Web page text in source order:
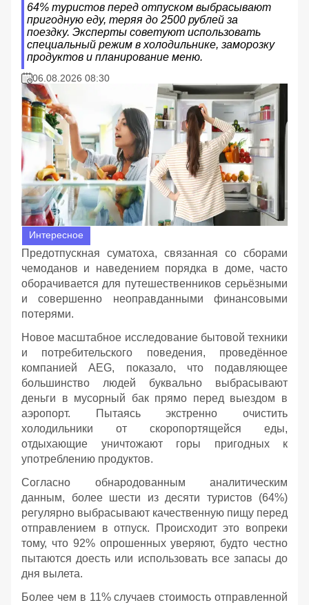
64% туристов перед отпуском выбрасывают
пригодную еду, теряя до 2500 рублей за
поездку. Эксперты советуют использовать
специальный режим в холодильнике, заморозку
продуктов и планирование меню.
06.08.2026 08:30
Интересное
Предотпускная суматоха, связанная со сборами
чемоданов и наведением порядка в доме, часто
оборачивается для путешественников серьёзными
и совершенно неоправданными финансовыми
потерями.
Новое масштабное исследование бытовой техники
и потребительского поведения, проведённое
компанией AEG, показало, что подавляющее
большинство людей буквально выбрасывают
деньги в мусорный бак прямо перед выездом в
аэропорт. Пытаясь экстренно очистить
холодильники от скоропортящейся еды,
отдыхающие уничтожают горы пригодных к
употреблению продуктов.
Согласно обнародованным аналитическим
данным, более шести из десяти туристов (64%)
регулярно выбрасывают качественную пищу перед
отправлением в отпуск. Происходит это вопреки
тому, что 92% опрошенных уверяют, будто честно
пытаются доесть или использовать все запасы до
дня вылета.
Более чем в 11% случаев стоимость отправленной